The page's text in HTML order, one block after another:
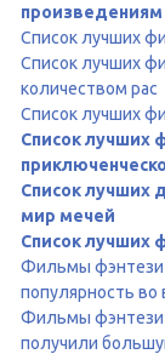
произведениям
Список лучших
Список лучших
количеством рас
Список лучших
Список лучших
Список лучших
мир мечей
Список лучших
Фильмы фэнтези
популярность во
Фильмы фэнтези
получили